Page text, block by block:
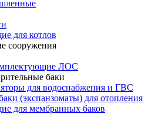
для котлов
сооружения
ЛОС
баки
для водоснабжения и ГВС
(экспанзоматы) для отопления
для мембранных баков